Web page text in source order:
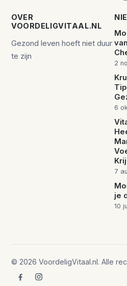
OVER
VOORDELIGVITAAL.NL
Gezond leven hoeft niet duur
te zijn
2
6
7
je
10
© 2026 VoordeligVitaal.nl. Alle